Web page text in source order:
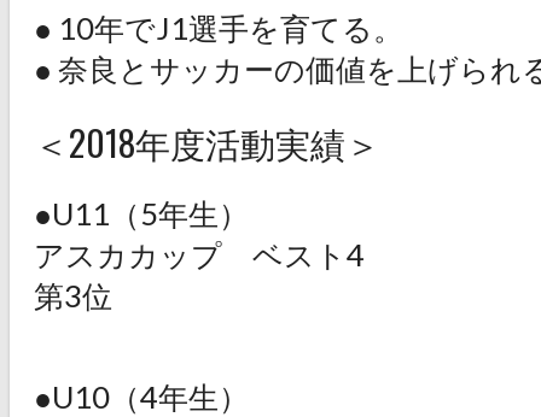
● 10年でJ1選手を育てる。
● 奈良とサッカーの価値を上げられ
＜2018年度活動実績＞
●U11（5年生）
アスカカップ ベス
第3位
●U10（4年生）